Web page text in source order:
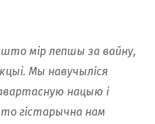
мір лепшы за вайну,
Мы навучыліся
нацыю і
гістарычна нам